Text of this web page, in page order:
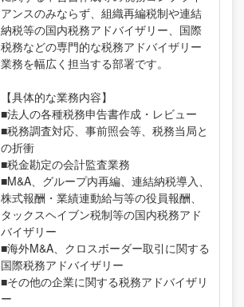
アンスのみならず、組織再編税制や連結
納税等の国内税務アドバイザリー、国際
税務などの専門的な税務アドバイザリー
業務を幅広く担当する部署です。
【具体的な業務内容】
■法人の各種税務申告書作成・レビュー
■税務調査対応、事前照会等、税務当局と
の折衝
■税金勘定の会計監査業務
■M&A、グループ内再編、連結納税導入、
株式報酬・業績連動給与等の役員報酬、
タックスヘイブン税制等の国内税務アド
バイザリー
■海外M&A、クロスボーダー取引に関する
国際税務アドバイザリー
■その他の企業に関する税務アドバイザリ
ー